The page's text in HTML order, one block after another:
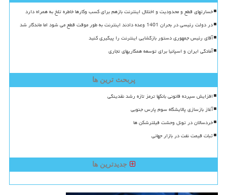
خسارتهای قطع و محدودیت و اختلال اینترنت بازهم برای کسب وکارها خاطره تلخ به همراه دارد
در دولت رئیسی در بحران 1401 وعده دادند اینترنت به طور موقت قطع می شود اما ماندگار شد
آقای رئیس جمهوری دستور بازگشایی اینترنت را پیگیری کنید
آمادگی ایران و اسپانیا برای توسعه همکاریهای تجاری
پربحث ترین ها
افزایش سپرده قانونی بانکها ترمز تازه رشد نقدینگی
آغاز بازسازی پالایشگاه سوم پارس جنوبی
خردسالان در تونل وحشت فیلترشکن ها
ثبات قیمت نفت در بازار جهانی
جدیدترین ها